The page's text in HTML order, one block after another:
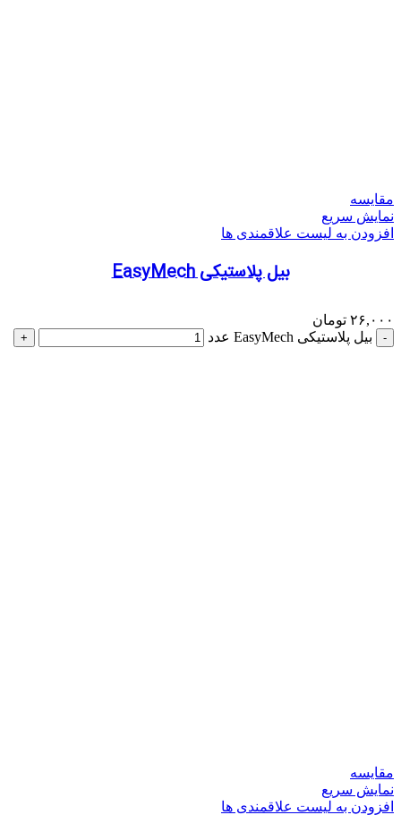
مقایسه
نمایش سریع
افزودن به لیست علاقمندی ها
بیل پلاستیکی EasyMech
۲۶,۰۰۰ تومان
بیل پلاستیکی EasyMech عدد
مقایسه
نمایش سریع
افزودن به لیست علاقمندی ها